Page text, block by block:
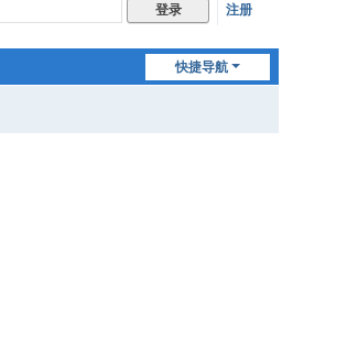
登录 注册
快捷导航